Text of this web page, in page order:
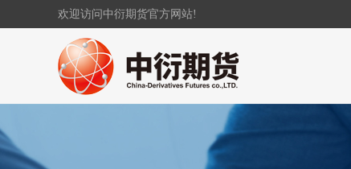
欢迎访问中衍期货官方网站!